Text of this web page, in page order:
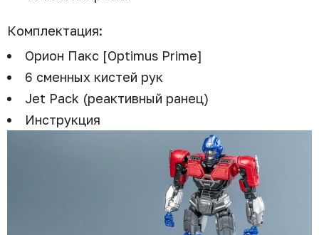
Комплектация:
Орион Пакс [Optimus Prime]
6 сменных кистей рук
Jet Pack (реактивный ранец)
Инструкция